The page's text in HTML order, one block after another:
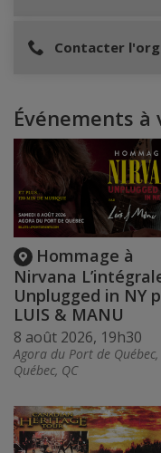
Contacter
Événements à
Hommage à
Nirvana
Unplugged in NY
LUIS & MANU
8 août 2026, 19h30
Agora du Port de Québec,
Québec, QC